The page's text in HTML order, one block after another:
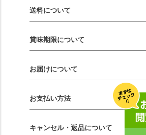
送料について
賞味期限について
お届けについて
お支払い方法
キャンセル・返品について